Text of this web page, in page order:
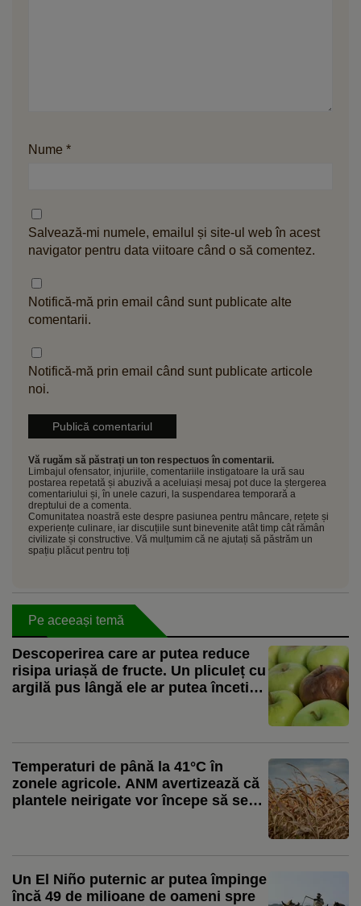
Nume *
Salvează-mi numele, emailul și site-ul web în acest
navigator pentru data viitoare când o să comentez.
Notifică-mă prin email când sunt publicate alte
comentarii.
Notifică-mă prin email când sunt publicate articole
noi.
Vă rugăm să păstrați un ton respectuos în comentarii.
Limbajul ofensator, injuriile, comentariile instigatoare la ură sau
postarea repetată și abuzivă a aceluiași mesaj pot duce la ștergerea
comentariului și, în unele cazuri, la suspendarea temporară a
dreptului de a comenta.
Comunitatea noastră este despre pasiunea pentru mâncare, rețete și
experiențe culinare, iar discuțiile sunt binevenite atât timp cât rămân
civilizate și constructive. Vă mulțumim că ne ajutați să păstrăm un
spațiu plăcut pentru toți
Pe aceeași temă
Descoperirea care ar putea reduce
risipa uriașă de fructe. Un pliculeț cu
argilă pus lângă ele ar putea încetini
Temperaturi de până la 41°C în
zonele agricole. ANM avertizează că
plantele neirigate vor începe să se
Un El Niño puternic ar putea împinge
încă 49 de milioane de oameni spre